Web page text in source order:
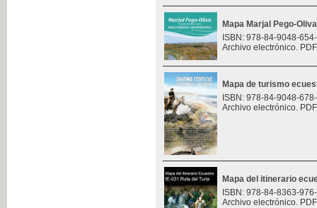
Mapa Marjal Pego-Oliva
ISBN: 978-84-9048-
Archivo electrónico.
Mapa de turismo
ISBN: 978-84-9048-
Archivo electrónico.
Mapa del itinerario
ISBN: 978-84-8363-
Archivo electrónico.